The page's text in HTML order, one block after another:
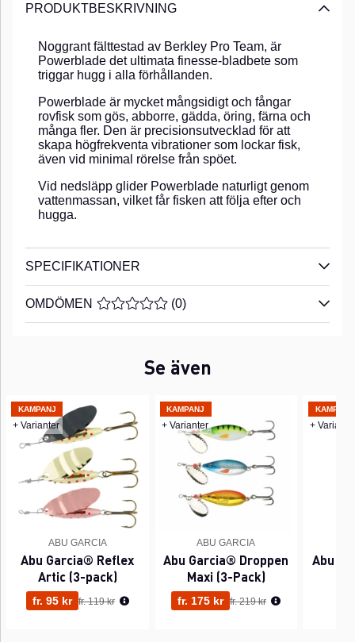
PRODUKTBESKRIVNING
Noggrant fälttestad av Berkley Pro Team, är
Powerblade det ultimata finesse-bladbete som
triggar hugg i alla förhållanden.
Powerblade är mycket mångsidigt och fångar
rovfisk som gös, abborre, gädda, öring, färna och
många fler. Den är precisionsutvecklad för att
skapa högfrekventa vibrationer som lockar fisk,
även vid minimal rörelse från spöet.
Vid nedsläpp glider Powerblade naturligt genom
vattenmassan, vilket får fisken att följa efter och
hugga.
SPECIFIKATIONER
OMDÖMEN MEDELBETYG 0 AV 5 ANTAL BETYG 0
(0)
Se även
KAMPANJ
+ Varianter
ABU GARCIA
Abu Garcia® Reflex
Artic (3-pack)
fr. 95 kr Ordinarie pris:
fr. 119 kr
KAMPANJ
+ Varianter
ABU GARCIA
Abu Garcia® Droppen
Maxi (3-Pack)
fr. 175 kr Ordinarie pris:
fr. 219 kr
KAMPANJ
+
Abu